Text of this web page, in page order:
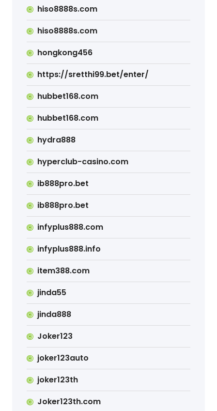
hiso8888s.com
hiso8888s.com
hongkong456
https://sretthi99.bet/enter/
hubbet168.com
hubbet168.com
hydra888
hyperclub-casino.com
ib888pro.bet
ib888pro.bet
infyplus888.com
infyplus888.info
item388.com
jinda55
jinda888
Joker123
joker123auto
joker123th
Joker123th.com